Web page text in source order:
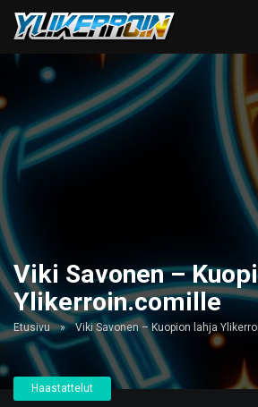
Viki Savonen –
Ylikerroin.comille
Etusivu » Viki Savonen – Kuopion lahja
Haastattelut